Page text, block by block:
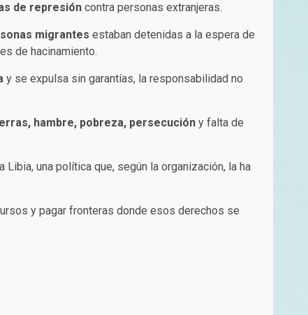
de represión contra personas extranjeras.
migrantes estaban detenidas a la espera de
de hacinamiento.
y se expulsa sin garantías, la responsabilidad no
hambre, pobreza, persecución y falta de
una política que, según la organización, la ha
y pagar fronteras donde esos derechos se